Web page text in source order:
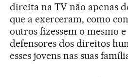
direita na TV não apenas
que a exerceram, como
outros fizessem o mesmo
defensores dos direitos
esses jovens nas suas